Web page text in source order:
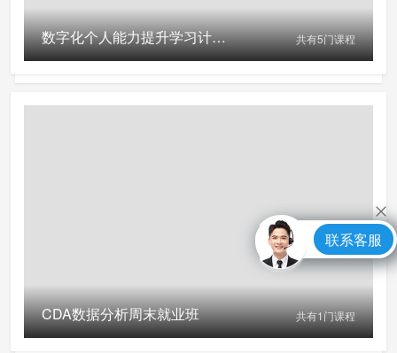
数字化个人能力提升学习计划(免费参与活动请扫左侧二维码) 共有5门课程
CDA数据分析周末就业班 共有1门课程
联系客服